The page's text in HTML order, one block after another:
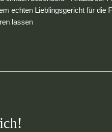
echten Lieblingsgericht für die
lassen